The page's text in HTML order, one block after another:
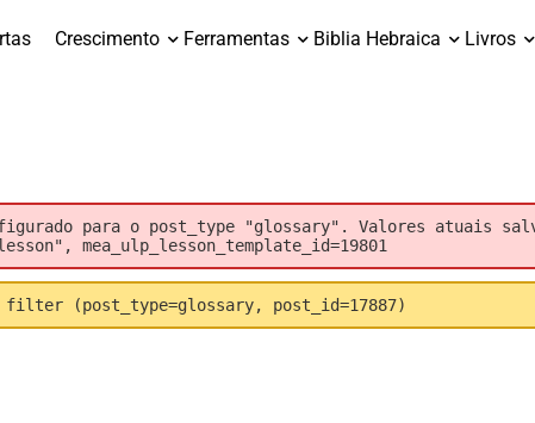
Crescimento Ferramentas Biblia Hebraica Livros
configurado para o post_type "glossary". Valores atuais
mea_ulp_lesson_template_id=19801
filter (post_type=glossary, post_id=17887)